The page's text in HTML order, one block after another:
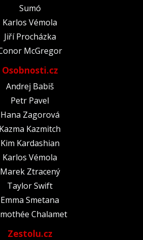
Sumó
Karlos Vémola
Jiří Procházka
McGregor
Osobnosti.cz
Andrej Babiš
Petr Pavel
Hana Zagorová
Kazma Kazmitch
Kim Kardashian
Karlos Vémola
Marek Ztracený
Taylor Swift
Emma Smetana
Chalamet
Zestolu.cz